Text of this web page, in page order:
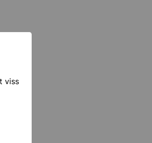
viss